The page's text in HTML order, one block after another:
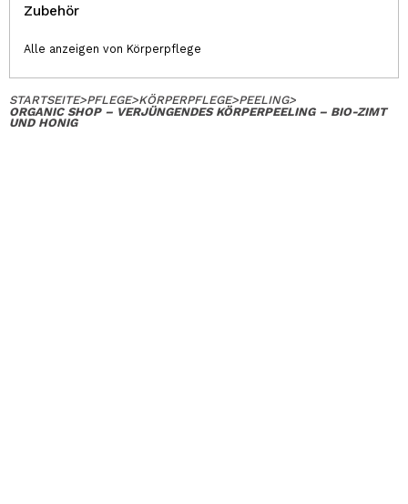
Zubehör
Alle anzeigen von Körperpflege
STARTSEITE>PFLEGE>KÖRPERPFLEGE>PEELING>
ORGANIC SHOP – VERJÜNGENDES KÖRPERPEELING – BIO-ZIMT
UND HONIG